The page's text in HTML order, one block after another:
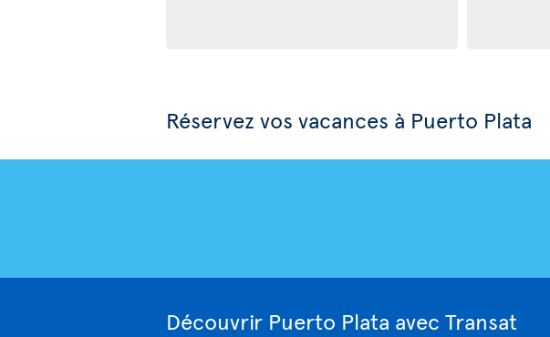
Réservez vos vacances à Puerto Plata
Découvrir Puerto Plata avec Transat